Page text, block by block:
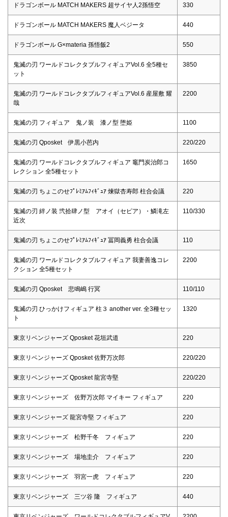
ドラゴンボール MATCH MAKERS 超サイヤ人2孫悟空 330
ドラゴンボール MATCH MAKERS 魔人ベジータ 440
ドラゴンボール G×materia 孫悟飯2 550
鬼滅の刃 ワールドコレクタブルフィギュアVol.6 全5種セ
ット
3850
鬼滅の刃 ワールドコレクタブルフィギュアVol.6 産屋敷 耀
哉
2200
鬼滅の刃 フィギュア 鬼ノ装 漆ノ型 堕姫 1100
鬼滅の刃 Qposket 伊黒小芭内 220/220
鬼滅の刃 ワールドコレクタブルフィギュア 竈門炭治郎コ
レクション 全5種セット
1650
鬼滅の刃 ちょこのせﾌﾟﾚﾐｱﾑﾌｨｷﾞｭｱ 煉獄杏寿郎 柱合会議 220
鬼滅の刃 絆ノ装 弐拾肆ノ型 アオイ（セピア）・鱗滝左
近次
110/330
鬼滅の刃 ちょこのせﾌﾟﾚﾐｱﾑﾌｨｷﾞｭｱ 冨岡義勇 柱合会議 110
鬼滅の刃 ワールドコレクタブルフィギュア 我妻善逸コレ
クション 全5種セット
2200
鬼滅の刃 Qposket 悲鳴嶋 行冥 110/110
鬼滅の刃 ひっかけフィギュア 柱３ another ver. 全3種セッ
ト
1320
東京リベンジャーズ Qposket 花垣武道 220
東京リベンジャーズ Qposket 佐野万次郎 220/220
東京リベンジャーズ Qposket 龍宮寺堅 220/220
東京リベンジャーズ 佐野万次郎 マイキー フィギュア 220
東京リベンジャーズ 龍宮寺堅 フィギュア 220
東京リベンジャーズ 松野千冬 フィギュア 220
東京リベンジャーズ 場地圭介 フィギュア 220
東京リベンジャーズ 羽宮一虎 フィギュア 220
東京リベンジャーズ 三ツ谷 隆 フィギュア 440